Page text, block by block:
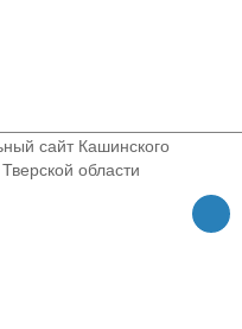
сайт Кашинского
области